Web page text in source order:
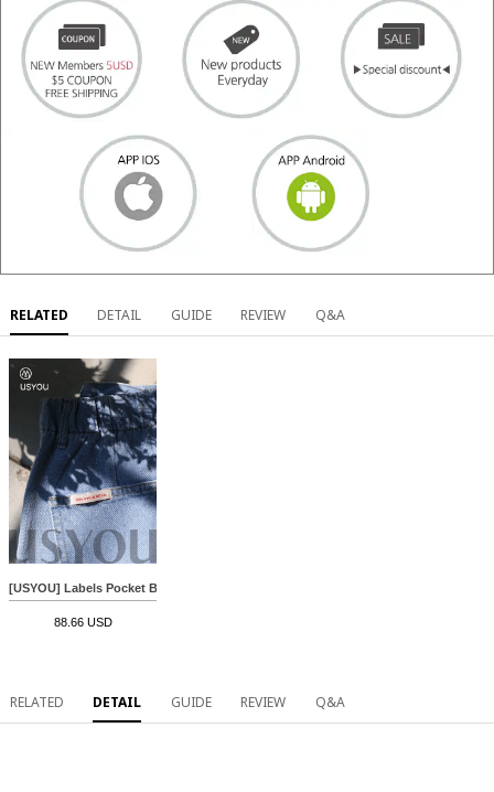
RELATED DETAIL GUIDE REVIEW Q&A
[USYOU] Labels Pocket Bermuda Denim Pants
88.66 USD
RELATED DETAIL GUIDE REVIEW Q&A